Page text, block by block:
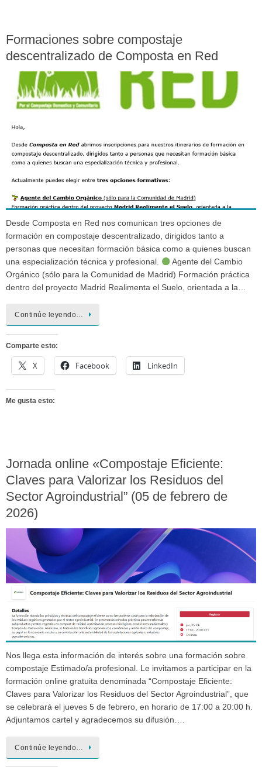
Formaciones sobre compostaje
descentralizado de Composta en Red
Desde Composta en Red nos comunican tres opciones de
formación en compostaje descentralizado, dirigidos tanto a
personas que necesitan formación básica como a quienes buscan
una especialización técnica y profesional.
Agente del Cambio
Orgánico (sólo para la Comunidad de Madrid) Formación práctica
dentro del proyecto Madrid Realimenta el Suelo, orientada a la…
Continúe leyendo…
Comparte esto:
X Facebook LinkedIn
Me gusta esto:
Jornada online «Compostaje Eficiente:
Claves para Valorizar los Residuos del
Sector Agroindustrial” (05 de febrero de
2026)
Nos llega esta información de interés sobre una formación sobre
compostaje Estimado/a profesional. Le invitamos a participar en la
formación online gratuita denominada “Compostaje Eficiente:
Claves para Valorizar los Residuos del Sector Agroindustrial”, que
se celebrará el jueves 5 de febrero, en horario de 17:00 a 20:00 h.
Adjuntamos cartel y agradecemos su difusión….
Continúe leyendo…